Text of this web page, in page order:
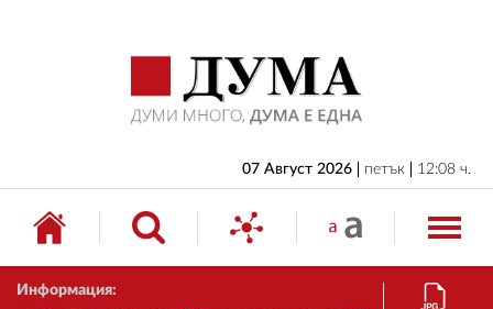
07 Август 2026 петък 12:08 ч.
Информация:
БЪЛГАРИЯ
ИКОНОМИКА
ИЗБОРИ
СВЯТ